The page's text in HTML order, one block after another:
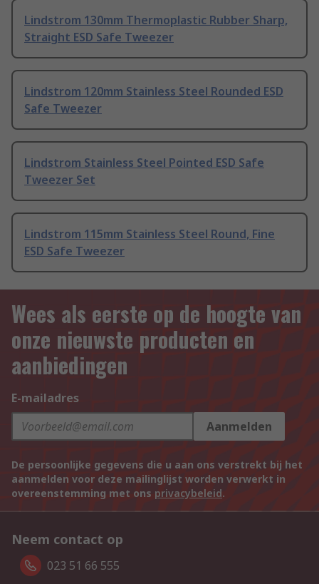
Lindstrom 130mm Thermoplastic Rubber Sharp,
Straight ESD Safe Tweezer
Lindstrom 120mm Stainless Steel Rounded ESD
Safe Tweezer
Lindstrom Stainless Steel Pointed ESD Safe
Tweezer Set
Lindstrom 115mm Stainless Steel Round, Fine
ESD Safe Tweezer
Wees als eerste op de hoogte van
onze nieuwste producten en
aanbiedingen
E-mailadres
Aanmelden
De persoonlijke gegevens die u aan ons verstrekt bij het
aanmelden voor deze mailinglijst worden verwerkt in
overeenstemming met ons privacybeleid.
Neem contact op
023 51 66 555